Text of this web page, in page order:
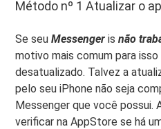
Método nº 1 Atualizar o
Se seuMessengerisnão
motivo mais comum para
desatualizado. Talvez a
pelo seu iPhone não seja
Messenger que você possui.
verificar na AppStore se há